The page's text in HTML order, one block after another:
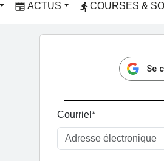
newspaper ACTUS directions_runCOURSES &
Se
Courriel *